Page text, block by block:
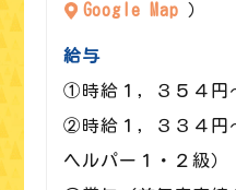
Google Map ）
給与
①時給１，３５４円
②時給１，３３４円
ヘルパー１・２級